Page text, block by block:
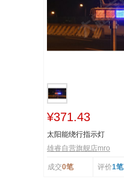
¥371.43
太阳能绕行指示灯
雄睿自营旗舰店mro
成交0笔 评价1笔